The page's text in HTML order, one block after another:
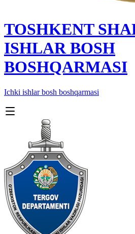
TOSHKENT
ISHLAR BOSH
BOSHQARMASI
Ichki ishlar bosh boshqarmasi